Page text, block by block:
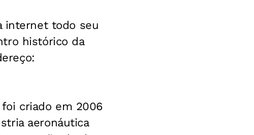
internet todo seu
histórico da
criado em 2006
aeronáutica